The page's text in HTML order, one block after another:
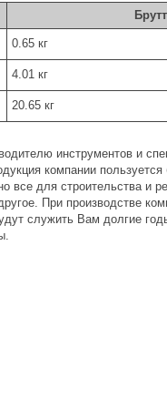
0.65 кг
4.01 кг
20.65 кг
инструментов и
компании
все для строительства и
При производстве
служить Вам долгие